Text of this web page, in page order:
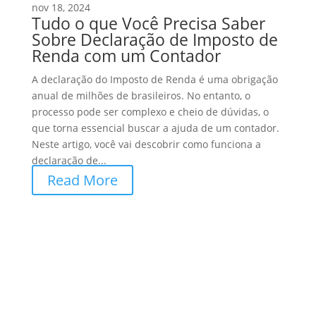
nov 18, 2024
Tudo o que Você Precisa Saber
Sobre Declaração de Imposto de
Renda com um Contador
A declaração do Imposto de Renda é uma obrigação
anual de milhões de brasileiros. No entanto, o
processo pode ser complexo e cheio de dúvidas, o
que torna essencial buscar a ajuda de um contador.
Neste artigo, você vai descobrir como funciona a
declaração de...
Read More